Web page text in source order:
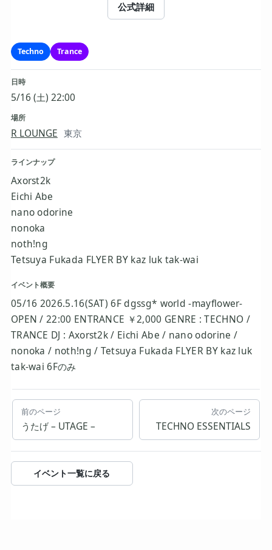
公式詳細
Techno Trance
日時
5/16 (土) 22:00
場所
R LOUNGE 東京
ラインナップ
Axorst2k
Eichi Abe
nano odorine
nonoka
noth!ng
Tetsuya Fukada FLYER BY kaz luk tak-wai
イベント概要
05/16 2026.5.16(SAT) 6F dgssg* world -mayflower-
OPEN / 22:00 ENTRANCE ￥2,000 GENRE : TECHNO /
TRANCE DJ : Axorst2k / Eichi Abe / nano odorine /
nonoka / noth!ng / Tetsuya Fukada FLYER BY kaz luk
tak-wai 6Fのみ
前のページ
うたげ – UTAGE –
次のページ
TECHNO ESSENTIALS
イベント一覧に戻る